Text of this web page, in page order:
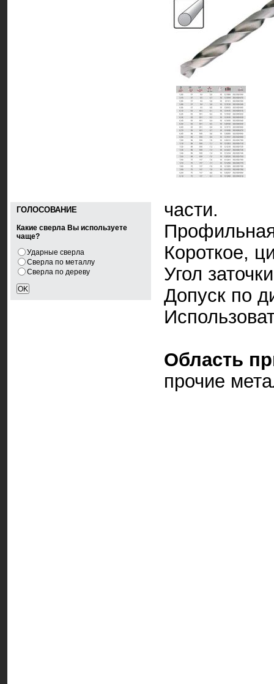
ГОЛОСОВАНИЕ
Какие сверла Вы используете
чаще?
Ударные сверла
Сверла по металлу
Сверла по дереву
части.
Короткое,
Угол
Допуск по
Область
прочие